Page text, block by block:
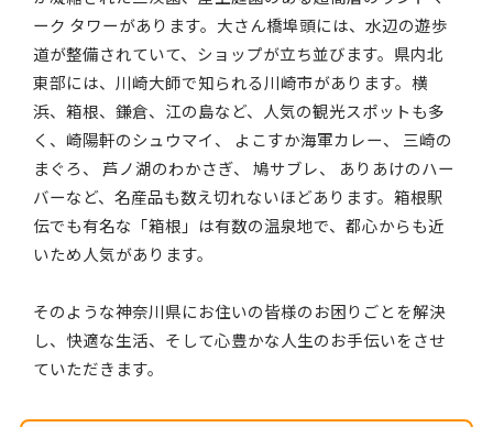
ーク タワーがあります。大さん橋埠頭には、水辺の遊歩
道が整備されていて、ショップが立ち並びます。県内北
東部には、川崎大師で知られる川崎市があります。横
浜、箱根、鎌倉、江の島など、人気の観光スポットも多
く、崎陽軒のシュウマイ、 よこすか海軍カレー、 三崎の
まぐろ、 芦ノ湖のわかさぎ、 鳩サブレ、 ありあけのハー
バーなど、名産品も数え切れないほどあります。箱根駅
伝でも有名な「箱根」は有数の温泉地で、都心からも近
いため人気があります。
そのような神奈川県にお住いの皆様のお困りごとを解決
し、快適な生活、そして心豊かな人生のお手伝いをさせ
ていただきます。